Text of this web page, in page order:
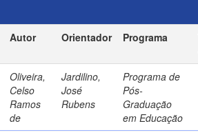
Autor Orientador Programa
Oliveira,
Celso
Ramos
de
Jardilino,
José
Rubens
Programa de
Pós-
Graduação
em Educação